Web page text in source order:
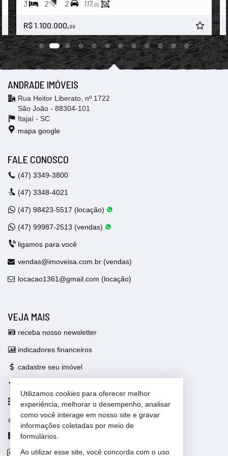
3 2 2 117,00
R$ 1.100.000,00
ANDRADE IMÓVEIS
Rua Heitor Liberato, nº 1722
São João - 88304-101
Itajaí - SC
mapa google
FALE CONOSCO
(47) 3349-3800
(47) 3348-4021
(47) 98423-5517 (locação)
(47) 99987-2513 (vendas)
ligamos para você
vendas@imoveisa.com.br (vendas)
locacao1361@gmail.com (locação)
VEJA MAIS
receba nosso newsletter
indicadores financeiros
cadastre seu imóvel
mapa de imóveis
trabalhe conosco
Facebook
Instagram
Utilizamos cookies para oferecer melhor
experiência, melhorar o desempenho, analisar
como você interage em nosso site e gravar
informações coletadas por meio de
formulários.
Ao utilizar esse site, você concorda com o uso